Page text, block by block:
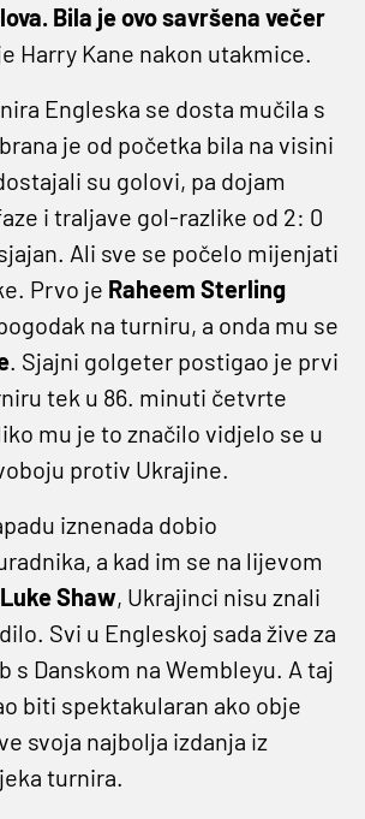
Bila je ovo savršena večer
Harry Kane nakon utakmice.
Engleska se dosta mučila s
je od početka bila na visini
su golovi, pa dojam
i traljave gol-razlike od 2: 0
Ali sve se počelo mijenjati
Prvo je Raheem Sterling
na turniru, a onda mu se
. Sjajni golgeter postigao je prvi
tek u 86. minuti četvrte
mu je to značilo vidjelo se u
protiv Ukrajine.
iznenada dobio
a kad im se na lijevom
Luke Shaw, Ukrajinci nisu znali
Svi u Engleskoj sada žive za
s Danskom na Wembleyu. A taj
biti spektakularan ako obje
svoja najbolja izdanja iz
turnira.